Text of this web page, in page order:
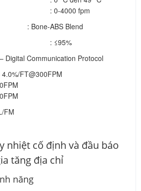
: 0-4000 fpm
ABS Blend
việc : ≤95%
Communication Protocol
FT@300FPM
FM
nhiệt cố định và đầu báo
tăng địa chỉ
năng